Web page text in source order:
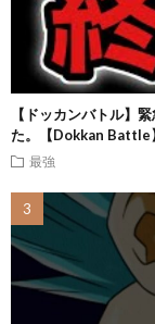
【ドッカンバトル】
た。【Dokkan Battle
最強